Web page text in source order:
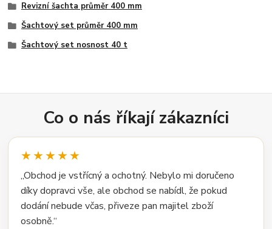
Revizní šachta průměr 400 mm
Šachtový set průměr 400 mm
Šachtový set nosnost 40 t
Co o nás říkají zákazníci
★★★★★
„Obchod je vstřícný a ochotný. Nebylo mi doručeno
díky dopravci vše, ale obchod se nabídl, že pokud
dodání nebude včas, přiveze pan majitel zboží
osobně.“